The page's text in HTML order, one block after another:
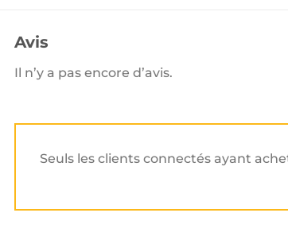
Avis
Il n’y a pas encore d’avis.
Seuls les clients connectés ayant